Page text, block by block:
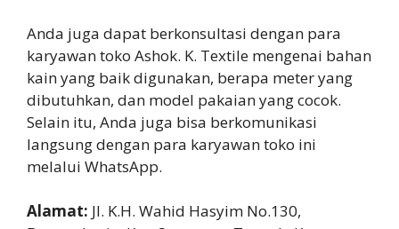
Anda juga dapat berkonsultasi dengan para
karyawan toko Ashok. K. Textile mengenai bahan
kain yang baik digunakan, berapa meter yang
dibutuhkan, dan model pakaian yang cocok.
Selain itu, Anda juga bisa berkomunikasi
langsung dengan para karyawan toko ini
melalui WhatsApp.
Alamat: Jl. K.H. Wahid Hasyim No.130,